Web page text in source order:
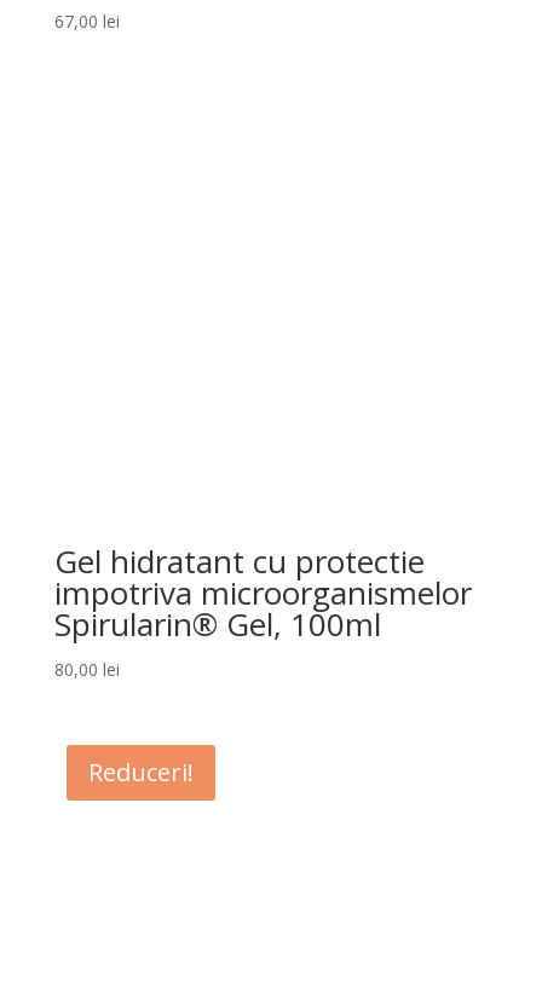
67,00 lei
Gel hidratant cu protectie
impotriva microorganismelor
Spirularin® Gel, 100ml
80,00 lei
Reduceri!